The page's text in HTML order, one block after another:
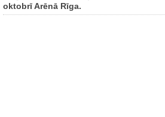
oktobrī Arēnā Rīga.